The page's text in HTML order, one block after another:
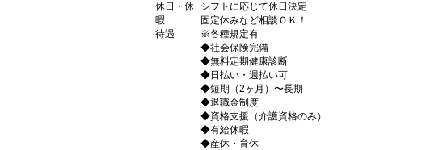
休日・休
暇
シフトに応じて休日決定
固定休みなど相談ＯＫ！
待遇
※各種規定有
◆社会保険完備
◆無料定期健康診断
◆日払い・週払い可
◆短期（2ヶ月）〜長期
◆退職金制度
◆資格支援（介護資格のみ）
◆有給休暇
◆産休・育休